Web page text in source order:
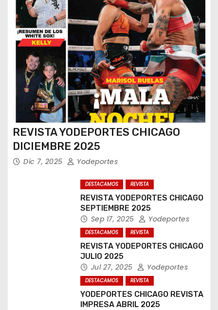
REVISTA YODEPORTES CHICAGO
DICIEMBRE 2025
Dic 7, 2025 Yodeportes
DESTACAMOS REVISTA
REVISTA YODEPORTES CHICAGO
SEPTIEMBRE 2025
Sep 17, 2025 Yodeportes
DESTACAMOS REVISTA
REVISTA YODEPORTES CHICAGO
JULIO 2025
Jul 27, 2025 Yodeportes
DESTACAMOS REVISTA
YODEPORTES CHICAGO REVISTA
IMPRESA ABRIL 2025